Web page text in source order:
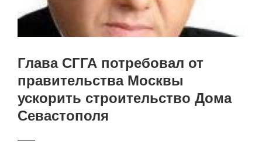
Глава СГГА потребовал от
правительства Москвы
ускорить строительство Дома
Севастополя